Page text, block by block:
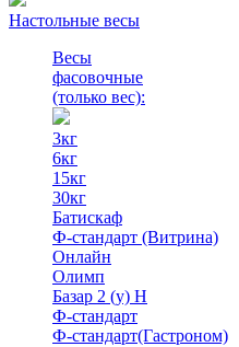
Настольные весы
Весы
фасовочные
(только вес):
3кг
6кг
15кг
30кг
Батискаф
Ф-стандарт (Витрина)
Онлайн
Олимп
Базар 2 (у) Н
Ф-стандарт
Ф-стандарт(Гастроном)